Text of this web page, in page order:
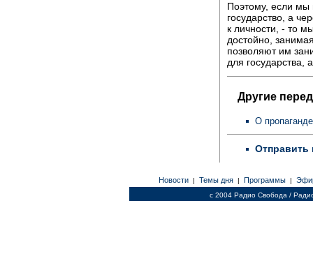
Поэтому, если мы
государство, а
к личности, - то
достойно,
позволяют им
для государства,
Другие
О пропаганде
Отправить
Новости | Темы дня | Программы |
c 2004 Радио Свобода /